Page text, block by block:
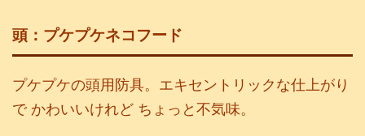
頭：プケプケネコフード
プケプケの頭用防具。エキセントリックな仕上がり
で かわいいけれど ちょっと不気味。